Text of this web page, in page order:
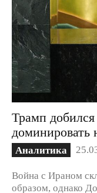
Трамп
Аналитика
Война с Ираном
образом, однако